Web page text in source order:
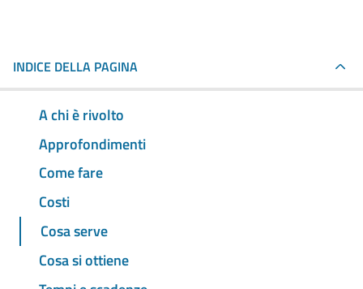
INDICE DELLA PAGINA
A chi è rivolto
Approfondimenti
Come fare
Costi
Cosa serve
Cosa si ottiene